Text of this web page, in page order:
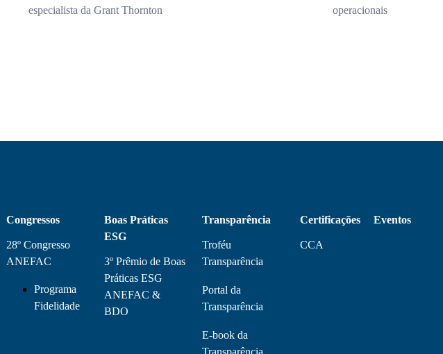
especialista da Grant Thornton
operacionais
Congressos
28º Congresso
ANEFAC
Programa
Fidelidade
Boas Práticas
ESG
3º Prêmio de Boas
Práticas ESG
ANEFAC &
BDO
Transparência
Troféu
Transparência
Portal da
Transparência
E-book da
Transparência
Certificações
CCA
Eventos